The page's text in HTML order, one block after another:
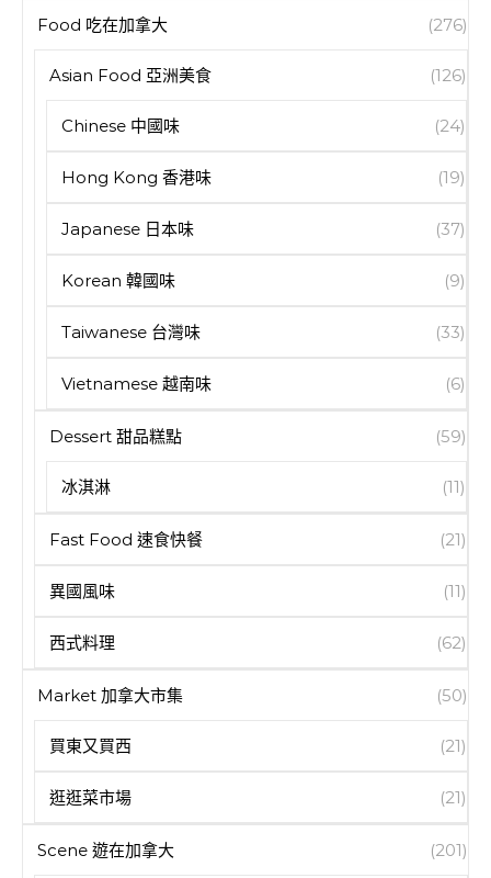
Food 吃在加拿大 (276)
Asian Food 亞洲美食 (126)
Chinese 中國味 (24)
Hong Kong 香港味 (19)
Japanese 日本味 (37)
Korean 韓國味 (9)
Taiwanese 台灣味 (33)
Vietnamese 越南味 (6)
Dessert 甜品糕點 (59)
冰淇淋 (11)
Fast Food 速食快餐 (21)
異國風味 (11)
西式料理 (62)
Market 加拿大市集 (50)
買東又買西 (21)
逛逛菜市場 (21)
Scene 遊在加拿大 (201)